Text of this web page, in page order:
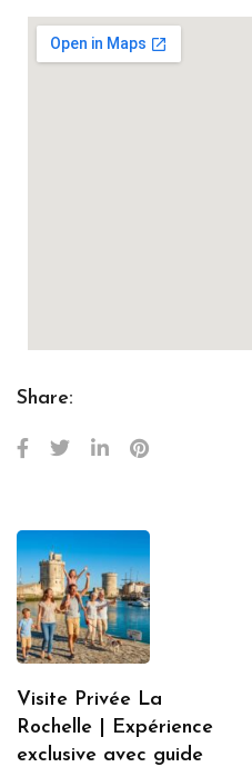
Share:
Visite Privée La
Rochelle | Expérience
exclusive avec guide